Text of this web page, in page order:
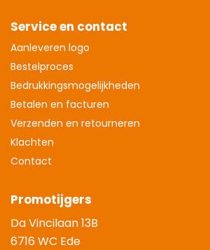
Service en contact
Aanleveren logo
Bestelproces
Bedrukkingsmogelijkheden
Betalen en facturen
Verzenden en retourneren
Klachten
Contact
Promotijgers
Da Vincilaan 13B
6716 WC Ede